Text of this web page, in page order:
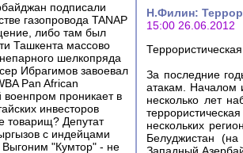
подписали
газопровода TANAP
либо там был
Ташкента массово
шелкопряда
Ибрагимов завоевал
Pan African
военпром проникает в
инвесторов
товарищ? Депутат
с индейцами
Выгоним "Кумтор" - не
Н.Филин:
15:00 26.06.2012
За последние
атакам. Началом
несколько лет
нескольких
Белуджистан